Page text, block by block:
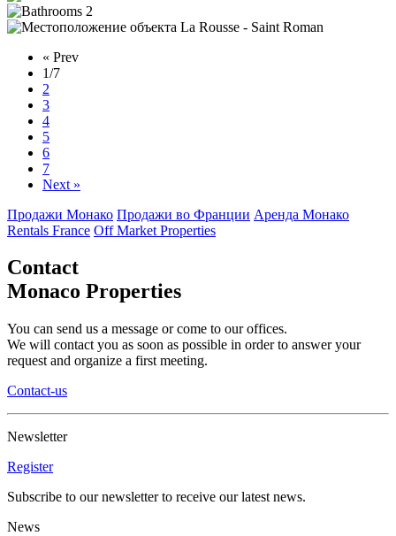
2
La Rousse - Saint Roman
« Prev
1/7
2
3
4
5
6
7
Next »
Продажи Монако Продажи во Франции Аренда Монако
Rentals France Off Market Properties
Contact
Monaco Properties
You can send us a message or come to our offices.
We will contact you as soon as possible in order to answer your
request and organize a first meeting.
Contact-us
Newsletter
Register
Subscribe to our newsletter to receive our latest news.
News